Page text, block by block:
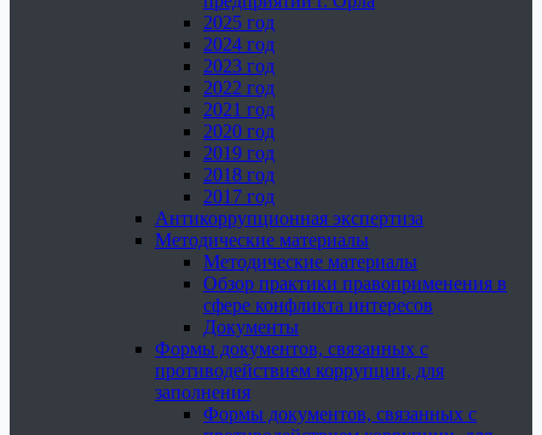
2025 год
2024 год
2023 год
2022 год
2021 год
2020 год
2019 год
2018 год
2017 год
Антикоррупционная экспертиза
Методические материалы
Методические материалы
Обзор практики правоприменения в
сфере конфликта интересов
Документы
Формы документов, связанных с
противодействием коррупции, для
заполнения
Формы документов, связанных с